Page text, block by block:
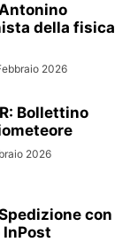
della fisica
2026
Bollettino
2026
con